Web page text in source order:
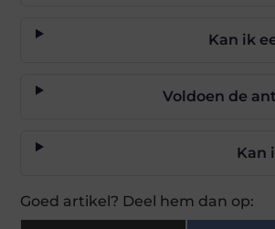
Kan ik
Voldoen de
Kan
Goed artikel? Deel hem dan op: